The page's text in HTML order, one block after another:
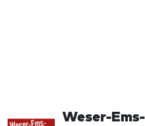
Weser-Ems-